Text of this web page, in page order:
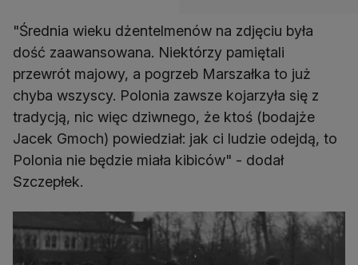
"Średnia wieku dżentelmenów na zdjęciu była
dość zaawansowana. Niektórzy pamiętali
przewrót majowy, a pogrzeb Marszałka to już
chyba wszyscy. Polonia zawsze kojarzyła się z
tradycją, nic więc dziwnego, że ktoś (bodajże
Jacek Gmoch) powiedział: jak ci ludzie odejdą, to
Polonia nie będzie miała kibiców" - dodał
Szczepłek.